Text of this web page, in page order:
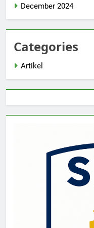
December 2024
Categories
Artikel